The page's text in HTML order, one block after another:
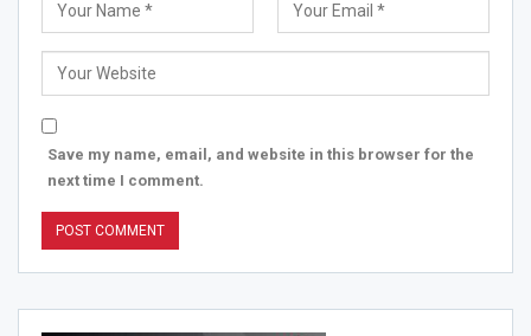
Save my name, email, and website in this browser for the
next time I comment.